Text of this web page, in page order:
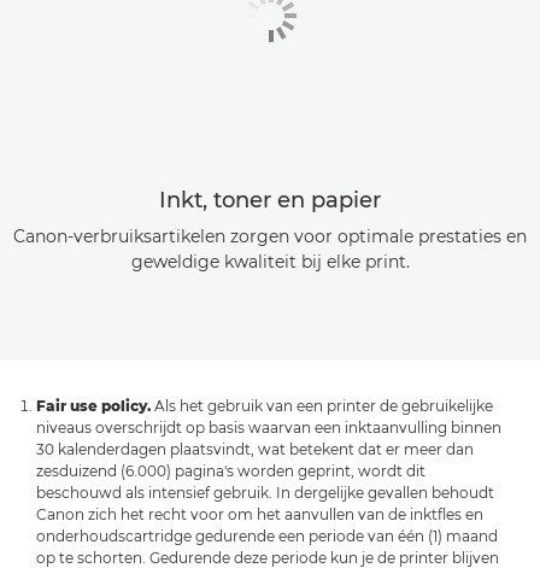
Inkt, toner en papier
Canon-verbruiksartikelen zorgen voor optimale prestaties en
geweldige kwaliteit bij elke print.
Fair use policy. Als het gebruik van een printer de gebruikelijke
niveaus overschrijdt op basis waarvan een inktaanvulling binnen
30 kalenderdagen plaatsvindt, wat betekent dat er meer dan
zesduizend (6.000) pagina's worden geprint, wordt dit
beschouwd als intensief gebruik. In dergelijke gevallen behoudt
Canon zich het recht voor om het aanvullen van de inktfles en
onderhoudscartridge gedurende een periode van één (1) maand
op te schorten. Gedurende deze periode kun je de printer blijven